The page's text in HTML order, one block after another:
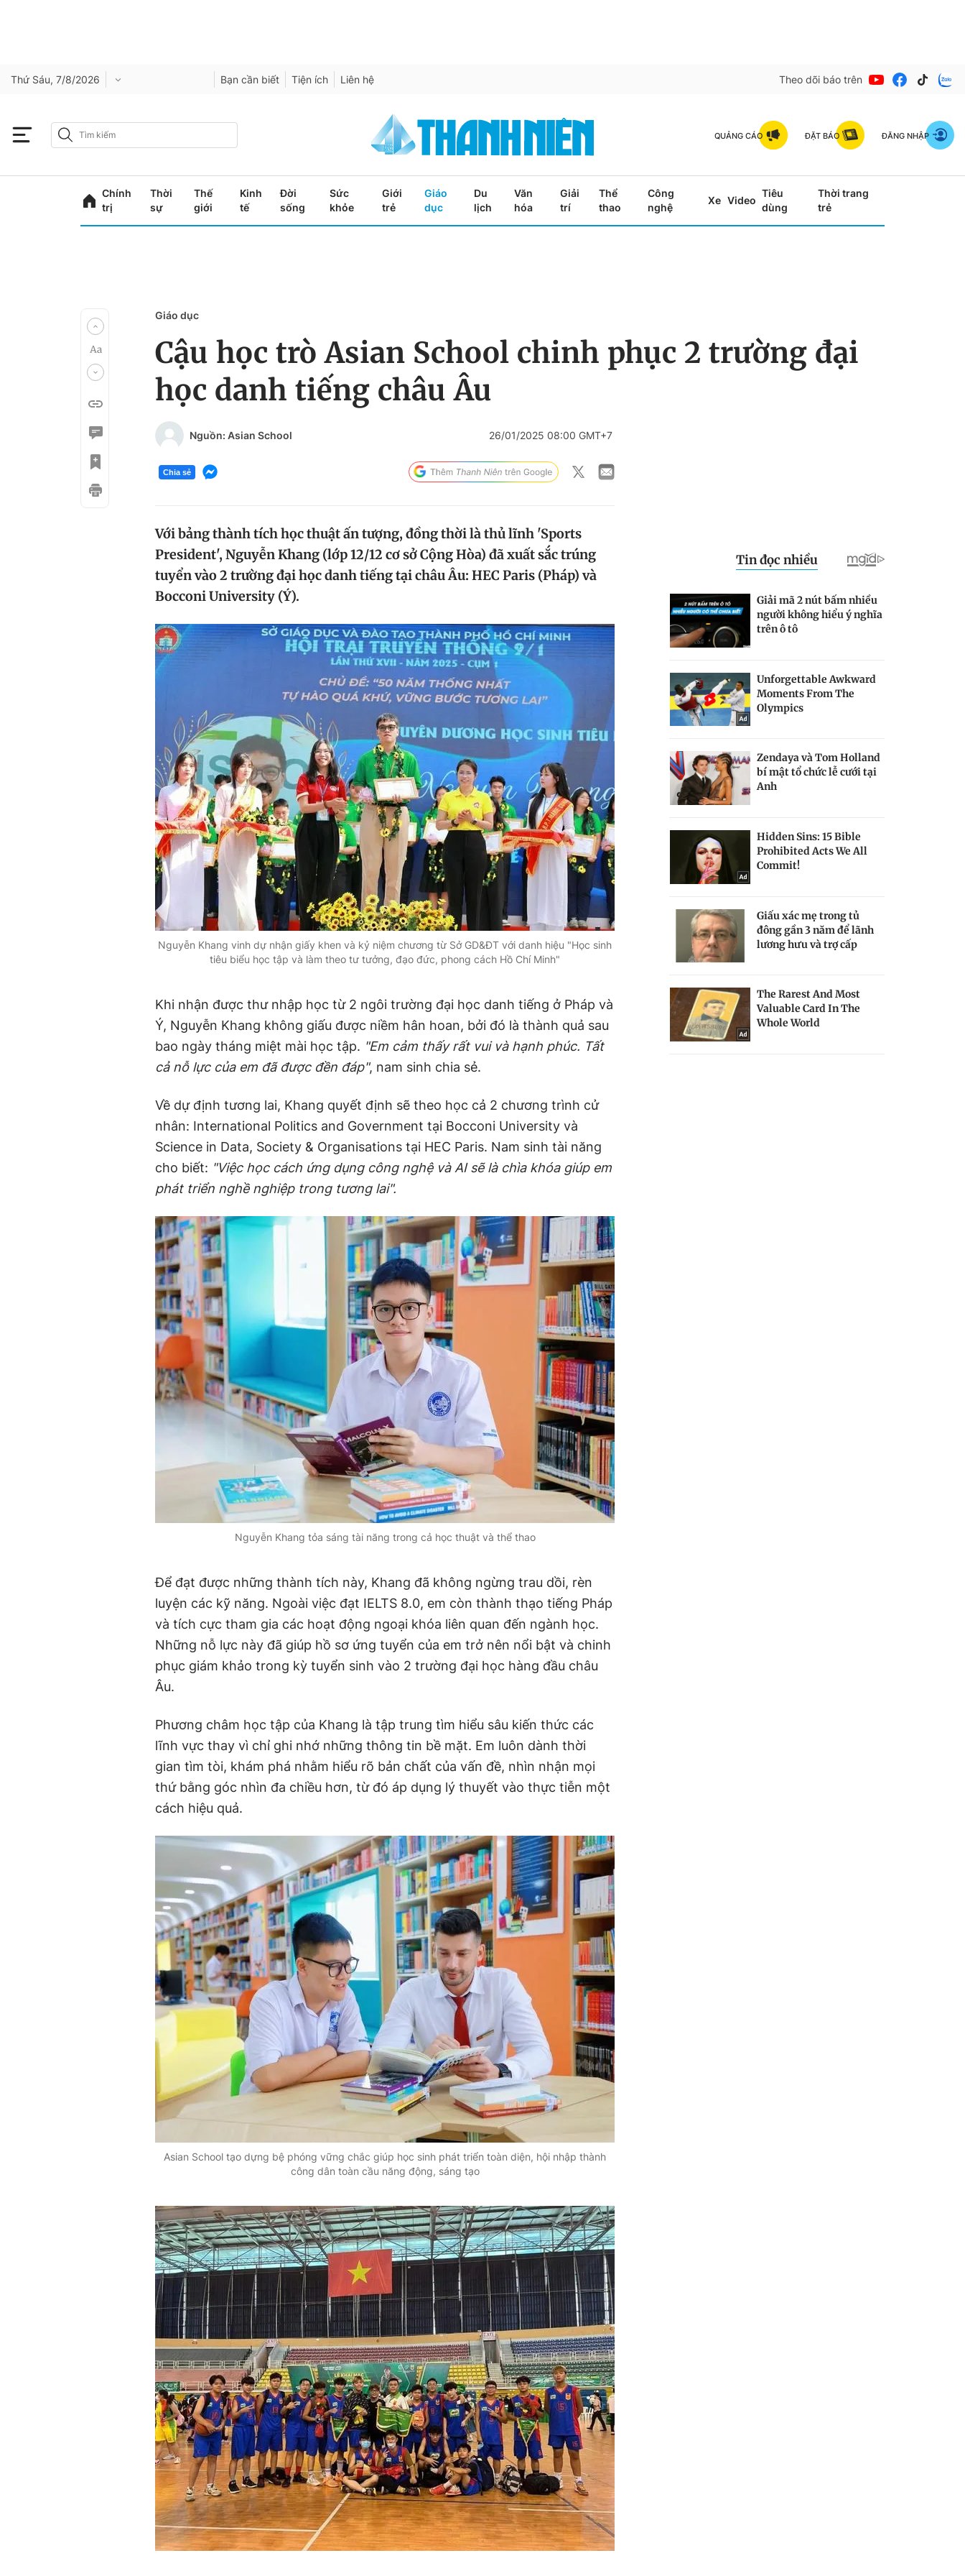
Thứ Sáu, 7/8/2026 Bạn cần biết Tiện ích Liên hệ Theo dõi báo trên
QUẢNG CÁO ĐẶT BÁO ĐĂNG NHẬP
Chính
trị
Thời
sự
Thế
giới
Kinh
tế
Đời
sống
Sức
khỏe
Giới
trẻ
Giáo
dục
Du
lịch
Văn
hóa
Giải
trí
Thể
thao
Công
nghệ
Xe Video
Tiêu
dùng
Thời trang
trẻ
Giáo dục
Cậu học trò Asian School chinh phục 2 trường đại
học danh tiếng châu Âu
Nguồn: Asian School 26/01/2025 08:00 GMT+7
Chia sẻ
Với bảng thành tích học thuật ấn tượng, đồng thời là thủ lĩnh 'Sports
President', Nguyễn Khang (lớp 12/12 cơ sở Cộng Hòa) đã xuất sắc trúng
tuyển vào 2 trường đại học danh tiếng tại châu Âu: HEC Paris (Pháp) và
Bocconi University (Ý).
Nguyễn Khang vinh dự nhận giấy khen và kỷ niệm chương từ Sở GD&ĐT với danh hiệu "Học sinh
tiêu biểu học tập và làm theo tư tưởng, đạo đức, phong cách Hồ Chí Minh"
Khi nhận được thư nhập học từ 2 ngôi trường đại học danh tiếng ở Pháp và
Ý, Nguyễn Khang không giấu được niềm hân hoan, bởi đó là thành quả sau
bao ngày tháng miệt mài học tập. "Em cảm thấy rất vui và hạnh phúc. Tất
cả nỗ lực của em đã được đền đáp", nam sinh chia sẻ.
Về dự định tương lai, Khang quyết định sẽ theo học cả 2 chương trình cử
nhân: International Politics and Government tại Bocconi University và
Science in Data, Society & Organisations tại HEC Paris. Nam sinh tài năng
cho biết: "Việc học cách ứng dụng công nghệ và AI sẽ là chìa khóa giúp em
phát triển nghề nghiệp trong tương lai".
Nguyễn Khang tỏa sáng tài năng trong cả học thuật và thể thao
Để đạt được những thành tích này, Khang đã không ngừng trau dồi, rèn
luyện các kỹ năng. Ngoài việc đạt IELTS 8.0, em còn thành thạo tiếng Pháp
và tích cực tham gia các hoạt động ngoại khóa liên quan đến ngành học.
Những nỗ lực này đã giúp hồ sơ ứng tuyển của em trở nên nổi bật và chinh
phục giám khảo trong kỳ tuyển sinh vào 2 trường đại học hàng đầu châu
Âu.
Phương châm học tập của Khang là tập trung tìm hiểu sâu kiến thức các
lĩnh vực thay vì chỉ ghi nhớ những thông tin bề mặt. Em luôn dành thời
gian tìm tòi, khám phá nhằm hiểu rõ bản chất của vấn đề, nhìn nhận mọi
thứ bằng góc nhìn đa chiều hơn, từ đó áp dụng lý thuyết vào thực tiễn một
cách hiệu quả.
Asian School tạo dựng bệ phóng vững chắc giúp học sinh phát triển toàn diện, hội nhập thành
công dân toàn cầu năng động, sáng tạo